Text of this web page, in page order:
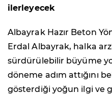
ilerleyecek
Albayrak Hazır Beton
Erdal Albayrak, halka
sürdürülebilir büyüme
döneme adım attığını
gösterdiği yoğun ilgi ve